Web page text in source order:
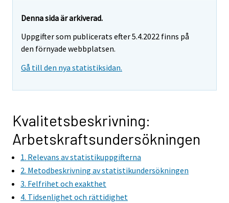
Denna sida är arkiverad.
Uppgifter som publicerats efter 5.4.2022 finns på
den förnyade webbplatsen.
Gå till den nya statistiksidan.
Kvalitetsbeskrivning:
Arbetskraftsundersökningen
1. Relevans av statistikuppgifterna
2. Metodbeskrivning av statistikundersökningen
3. Felfrihet och exakthet
4. Tidsenlighet och rättidighet